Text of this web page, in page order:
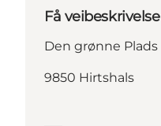
Få veibeskrivelse
Den grønne Plads
9850 Hirtshals